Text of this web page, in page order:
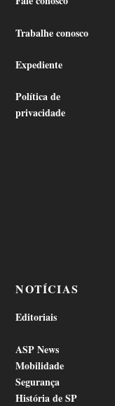
Trabalhe conosco
Expediente
Política de
privacidade
NOTÍCIAS
Editoriais
ASP News
Mobilidade
Segurança
História de SP